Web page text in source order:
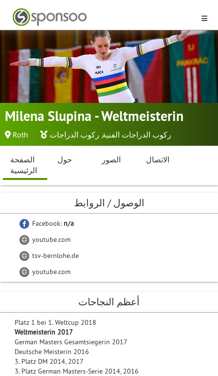
Milena Slupina - Weltmeisterin
Roth ركوب الدراجات الفنية, ركوب الدراجات
الصفحة
الرئيسية
حول الصور الاتصال
الوصول / الروابط
Facebook: n/a
youtube.com
tsv-bernlohe.de
youtube.com
أعظم النجاحات
Platz 1 bei 1. Weltcup 2018
Weltmeisterin 2017
German Masters Gesamtsiegerin 2017
Deutsche Meisterin 2016
3. Platz DM 2014, 2017
3. Platz German Masters-Serie 2014, 2016